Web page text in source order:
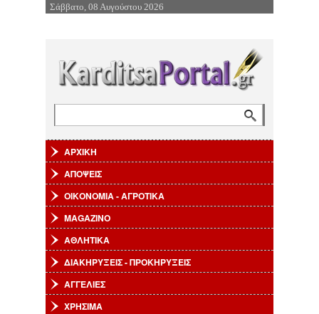
Επιστροφή στην Πλοήγηση
Σάββατο, 08 Αυγούστου 2026
ΑΡΧΙΚΗ
ΑΠΟΨΕΙΣ
ΟΙΚΟΝΟΜΙΑ - ΑΓΡΟΤΙΚΑ
MAGAZINO
ΑΘΛΗΤΙΚΑ
ΔΙΑΚΗΡΥΞΕΙΣ - ΠΡΟΚΗΡΥΞΕΙΣ
ΑΓΓΕΛΙΕΣ
ΧΡΗΣΙΜΑ